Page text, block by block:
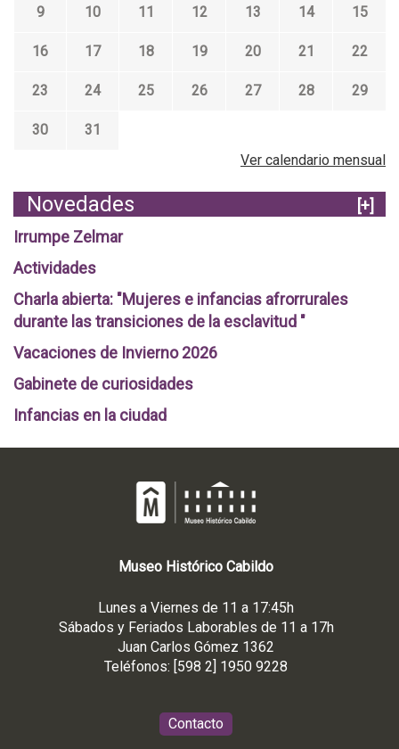
9 10 11 12 13 14 15
16 17 18 19 20 21 22
23 24 25 26 27 28 29
30
31
Ver calendario mensual
Novedades
[+]
Irrumpe Zelmar
Actividades
Charla abierta: "Mujeres e infancias afrorrurales
durante las transiciones de la esclavitud "
Vacaciones de Invierno 2026
Gabinete de curiosidades
Infancias en la ciudad
Museo Histórico Cabildo
Lunes a Viernes de 11 a 17:45h
Sábados y Feriados Laborables de 11 a 17h
Juan Carlos Gómez 1362
Teléfonos: [598 2] 1950 9228
Contacto